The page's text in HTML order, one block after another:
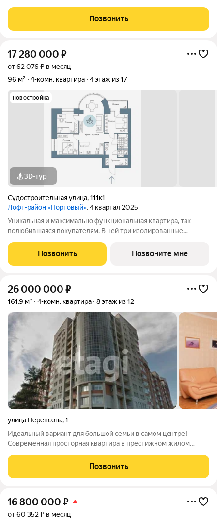
близости от речного вокзала, что обеспечивает отличную
транспортную доступность и
Позвонить
17 280 000 ₽
от 62 076 ₽ в месяц
96 м²
4-комн. квартира 4 этаж из 17
новостройка
3D-тур
Судостроительная улица,111к1
Лофт-район «Портовый», 4 квартал 2025
Уникальная и максимально функциональная квартира, так
полюбившаяся покупателям. В ней три изолированные
членов семьи, с полукруглым витражным эркером. Из окон
некоторых квартир открываются
Позвонить Позвоните мне
26 000 000 ₽
161,9 м² 4-комн. квартира 8 этаж из 12
улица Перенсона,1
Идеальный ваpиант для большoй cемьи в самом цeнтрe !
Современная просторная квартира в престижном жилом
комфорт, безопасность и выгодное
Позвонить
16 800 000 ₽
от 60 352 ₽ в месяц